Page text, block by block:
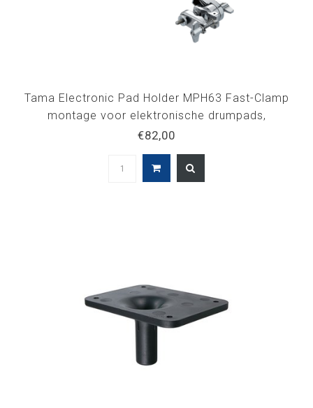
Tama Electronic Pad Holder MPH63 Fast-Clamp
montage voor elektronische drumpads,
drummodules
€82,00